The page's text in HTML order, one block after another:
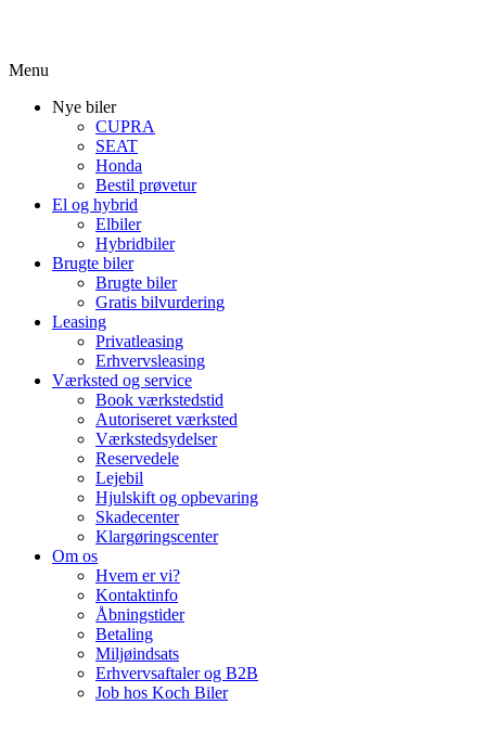
Menu
Nye biler
CUPRA
SEAT
Honda
Bestil prøvetur
El og hybrid
Elbiler
Hybridbiler
Brugte biler
Brugte biler
Gratis bilvurdering
Leasing
Privatleasing
Erhvervsleasing
Værksted og service
Book værkstedstid
Autoriseret værksted
Værkstedsydelser
Reservedele
Lejebil
Hjulskift og opbevaring
Skadecenter
Klargøringscenter
Om os
Hvem er vi?
Kontaktinfo
Åbningstider
Betaling
Miljøindsats
Erhvervsaftaler og B2B
Job hos Koch Biler